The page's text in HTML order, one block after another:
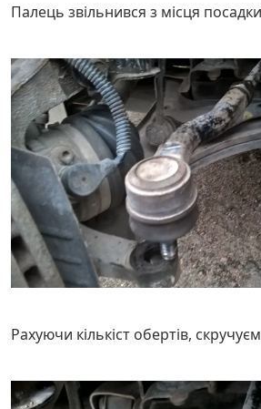
Палець звільнився з місця
Рахуючи кількіст обертів,